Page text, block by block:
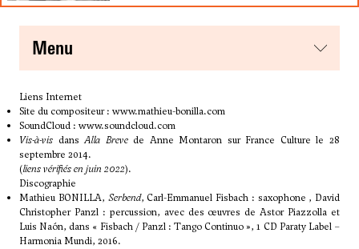
menu
Liens Internet
Site du compositeur : www.mathieu-bonilla.com
SoundCloud : www.soundcloud.com
Vis-à-vis dansAlla Brevede Anne Montaron sur France Culture le 28
septembre 2014.
(liens vérifiés en juin 2022).
Discographie
Mathieu BONILLA, Serbend, Carl-Emmanuel Fisbach : saxophone , David
Christopher Panzl : percussion, avec des œuvres de Astor Piazzolla et
Luis Naón, dans « Fisbach / Panzl : Tango Continuo », 1 CD Paraty Label –
Harmonia Mundi, 2016.